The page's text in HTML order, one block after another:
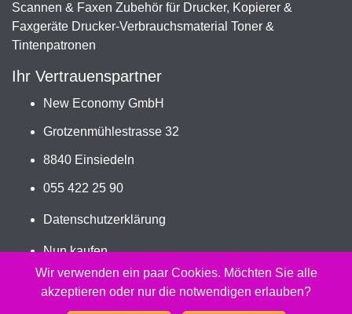
Scannen & Faxen Zubehör für Drucker, Kopierer &
Faxgeräte Drucker-Verbrauchsmaterial Toner &
Tintenpatronen
Ihr Vertrauenspartner
New Economy GmbH
Grotzenmühlestrasse 32
8840 Einsiedeln
055 422 25 90
Datenschutzerklärung
Nun kaufen
Jetzt bestellen
Wir verwenden ein paar Cookies. Möchten Sie alle
akzeptieren oder nur die notwendigen erlauben?